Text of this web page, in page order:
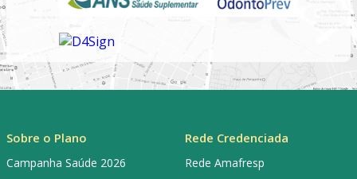
Sobre o Plano
Campanha Saúde 2026
Rede Credenciada
Rede Amafresp